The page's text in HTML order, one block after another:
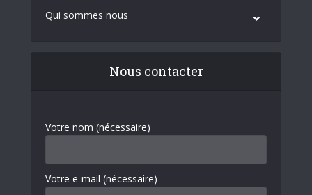
Qui sommes nous
Nous contacter
Votre nom (nécessaire)
Votre e-mail (nécessaire)